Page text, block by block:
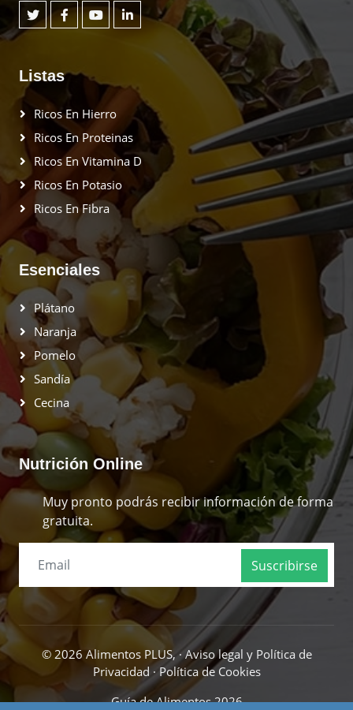
Listas
Ricos En Hierro
Ricos En Proteinas
Ricos En Vitamina D
Ricos En Potasio
Ricos En Fibra
Esenciales
Plátano
Naranja
Pomelo
Sandía
Cecina
Nutrición Online
Muy pronto podrás recibir información de forma
gratuita.
Suscribirse
© 2026 Alimentos PLUS, ·Aviso legal y Política de
Privacidad· Política de Cookies
Guía de Alimentos 2026